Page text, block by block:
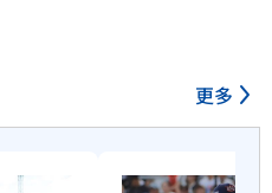
更多